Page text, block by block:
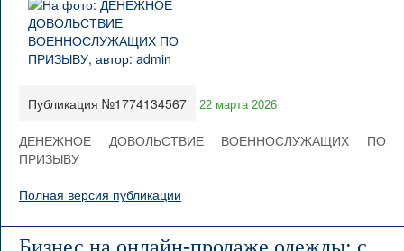
Публикация №1774134567 22 марта 2026
ДЕНЕЖНОЕ ДОВОЛЬСТВИЕ ВОЕННОСЛУЖАЩИХ ПО
ПРИЗЫВУ
Полная версия публикации